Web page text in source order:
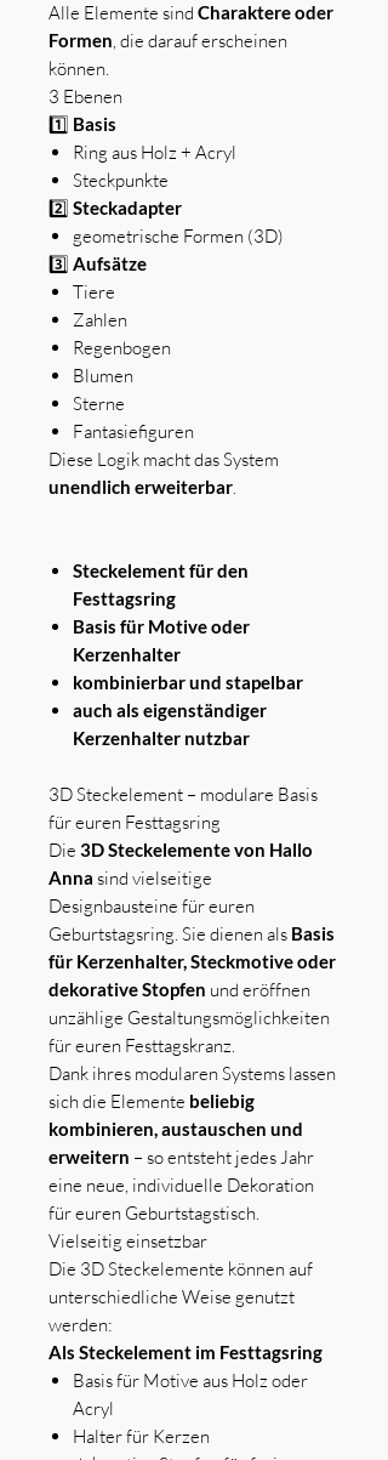
Alle Elemente sind Charaktere oder
Formen, die darauf erscheinen
können.
3 Ebenen
1️⃣ Basis
Ring aus Holz + Acryl
Steckpunkte
2️⃣ Steckadapter
geometrische Formen (3D)
3️⃣ Aufsätze
Tiere
Zahlen
Regenbogen
Blumen
Sterne
Fantasiefiguren
Diese Logik macht das System
unendlich erweiterbar.
Steckelement für den
Festtagsring
Basis für Motive oder
Kerzenhalter
kombinierbar und stapelbar
auch als eigenständiger
Kerzenhalter nutzbar
3D Steckelement – modulare Basis
für euren Festtagsring
Die 3D Steckelemente von Hallo
Anna sind vielseitige
Designbausteine für euren
Geburtstagsring. Sie dienen als Basis
für Kerzenhalter, Steckmotive oder
dekorative Stopfen und eröffnen
unzählige Gestaltungsmöglichkeiten
für euren Festtagskranz.
Dank ihres modularen Systems lassen
sich die Elemente beliebig
kombinieren, austauschen und
erweitern – so entsteht jedes Jahr
eine neue, individuelle Dekoration
für euren Geburtstagstisch.
Vielseitig einsetzbar
Die 3D Steckelemente können auf
unterschiedliche Weise genutzt
werden:
Als Steckelement im Festtagsring
Basis für Motive aus Holz oder
Acryl
Halter für Kerzen